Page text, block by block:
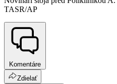
TASR/AP
Komentáre
Zdielať